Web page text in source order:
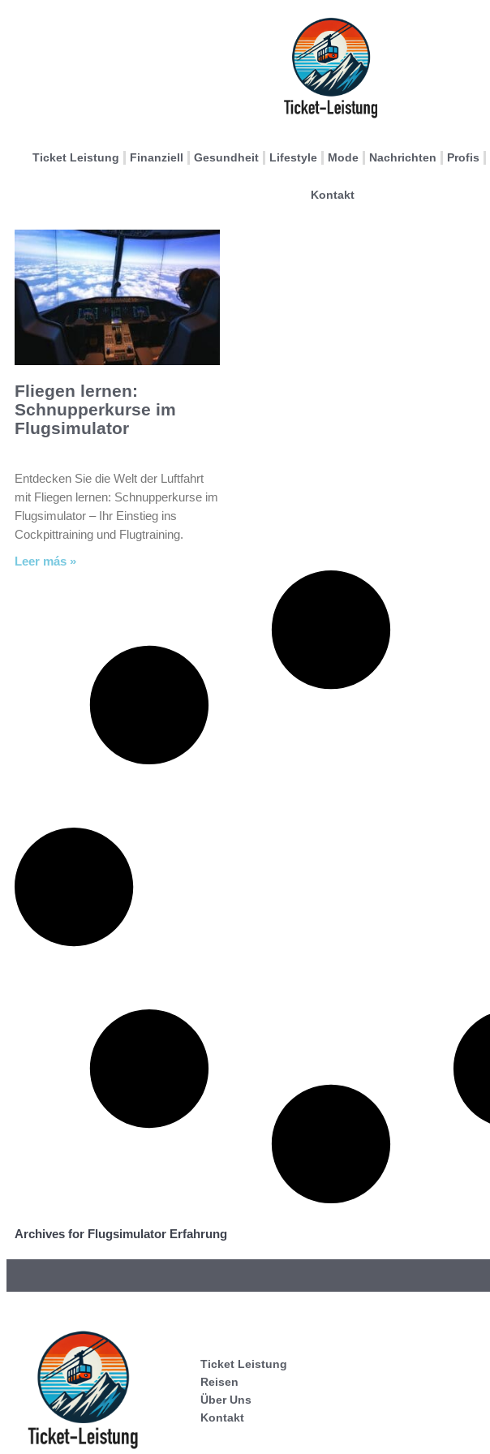
Ticket Leistung Finanziell Gesundheit Lifestyle Mode Nachrichten Profis
Kontakt
Fliegen lernen:
Schnupperkurse im
Flugsimulator
Entdecken Sie die Welt der Luftfahrt
mit Fliegen lernen: Schnupperkurse im
Flugsimulator – Ihr Einstieg ins
Cockpittraining und Flugtraining.
Leer más »
Archives for Flugsimulator Erfahrung
Ticket Leistung
Reisen
Über Uns
Kontakt